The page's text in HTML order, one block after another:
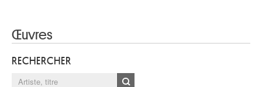
Œuvres
RECHERCHER